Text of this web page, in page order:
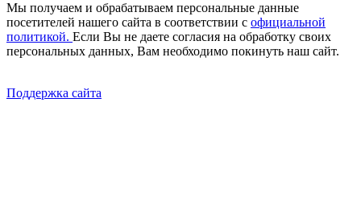
Мы получаем и обрабатываем персональные данные
посетителей нашего сайта в соответствии с официальной
политикой. Если Вы не даете согласия на обработку своих
персональных данных, Вам необходимо покинуть наш сайт.
Поддержка сайта